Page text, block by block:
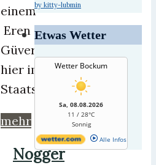
einem
Eren
Güvercin,
hier im
Staatssender
mehr
Nogger
by kitty-lubmin
Etwas Wetter
Wetter Bockum
Sa, 08.08.2026
11 / 28°C
Sonnig
Alle Infos